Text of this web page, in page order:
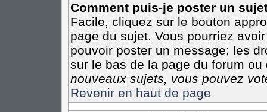
Comment puis-je poster un
Facile, cliquez sur le bouton
page du sujet. Vous pourriez
pouvoir poster un message; les
sur le bas de la page du forum
nouveaux sujets, vous pouvez
Revenir en haut de page